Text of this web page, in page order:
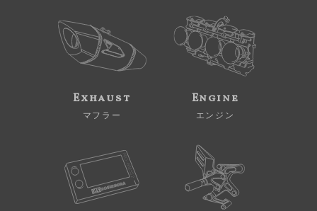
Exhaust
マフラー
Engine
エンジン